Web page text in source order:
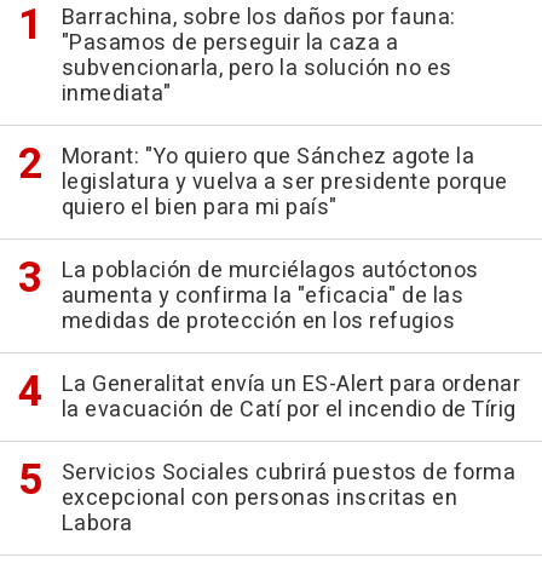
Barrachina, sobre los daños por fauna:
"Pasamos de perseguir la caza a
subvencionarla, pero la solución no es
inmediata"
Morant: "Yo quiero que Sánchez agote la
legislatura y vuelva a ser presidente porque
quiero el bien para mi país"
La población de murciélagos autóctonos
aumenta y confirma la "eficacia" de las
medidas de protección en los refugios
La Generalitat envía un ES-Alert para ordenar
la evacuación de Catí por el incendio de Tírig
Servicios Sociales cubrirá puestos de forma
excepcional con personas inscritas en
Labora